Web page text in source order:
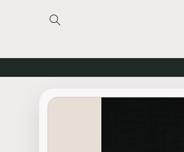
content